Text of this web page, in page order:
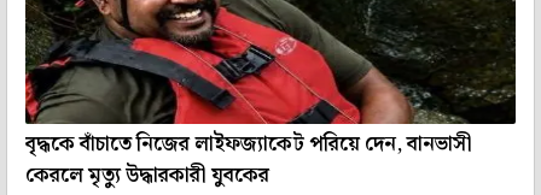
বৃদ্ধকে বাঁচাতে নিজের লাইফজ্যাকেট পরিয়ে দেন, বানভাসী
কেরলে মৃত্যু উদ্ধারকারী যুবকের